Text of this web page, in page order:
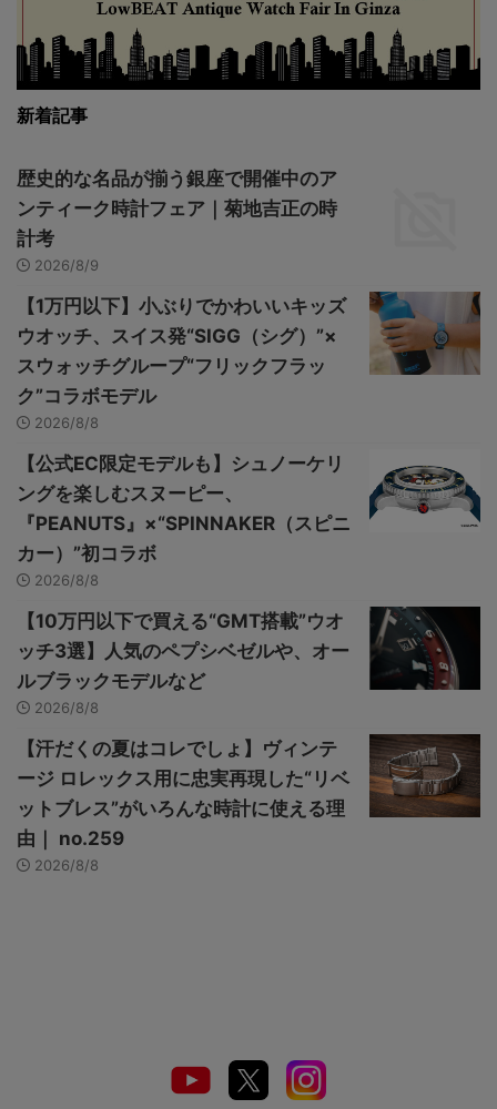
新着記事
歴史的な名品が揃う銀座で開催中のア
ンティーク時計フェア｜菊地吉正の時
計考
2026/8/9
【1万円以下】小ぶりでかわいいキッズ
ウオッチ、スイス発“SIGG（シグ）”×
スウォッチグループ“フリックフラッ
ク”コラボモデル
2026/8/8
【公式EC限定モデルも】シュノーケリ
ングを楽しむスヌーピー、
『PEANUTS』×“SPINNAKER（スピニ
カー）”初コラボ
2026/8/8
【10万円以下で買える“GMT搭載”ウオ
ッチ3選】人気のペプシベゼルや、オー
ルブラックモデルなど
2026/8/8
【汗だくの夏はコレでしょ】ヴィンテ
ージ ロレックス用に忠実再現した“リベ
ットブレス”がいろんな時計に使える理
由｜ no.259
2026/8/8